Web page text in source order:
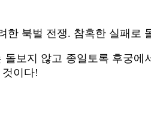
한 북벌 전쟁. 참혹한 실패로
보지 않고 종일토록 후궁
이다!